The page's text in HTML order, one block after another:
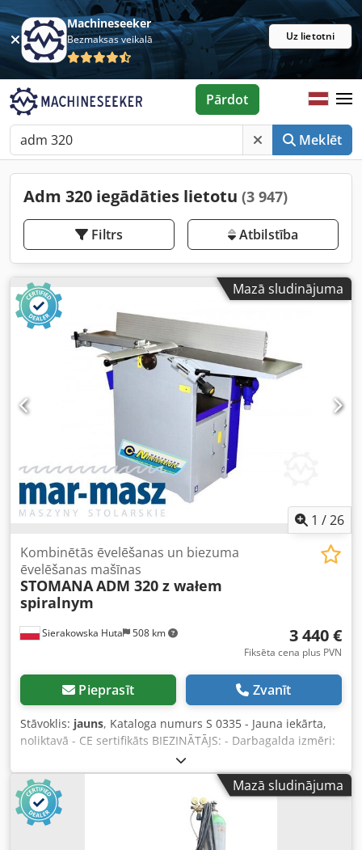
Machineseeker
Bezmaksas veikalā Uz lietotni
Meklēt
Pārdot
Adm 320 iegādāties lietotu (3 947)
Filtrs Atbilstība
Mazā sludinājuma
1 /26
Sierakowska Huta 508 km
Kombinētās ēvelēšanas un biezuma
ēvelēšanas mašīnas
STOMANAADM 320 z wałem
spiralnym
3 440 €
Fiksēta cena plus PVN
Pieprasīt Zvanīt
Stāvoklis: jauns, Kataloga numurs S 0335 - Jauna iekārta,
noliktavā - CE sertifikāts BIEZINĀTĀJS: - Darbagalda izmēri:
1500 x 320 mm - Maks. apstrādes dziļums: 5 mm -
Alumīnija vadotnes izmēri: 1100 x 155 mm BIEZPLĀNĒTĀJS:
- Darbagalda izmēri: 316 x 600 mm - Maks. apstrādes
dziļums: 3 mm - Griezuma ātrums: 7 m/min - Materiāla
biezums: 4–230 mm - Motora jauda: 3 kW - Frēzes galvas
Mazā sludinājuma